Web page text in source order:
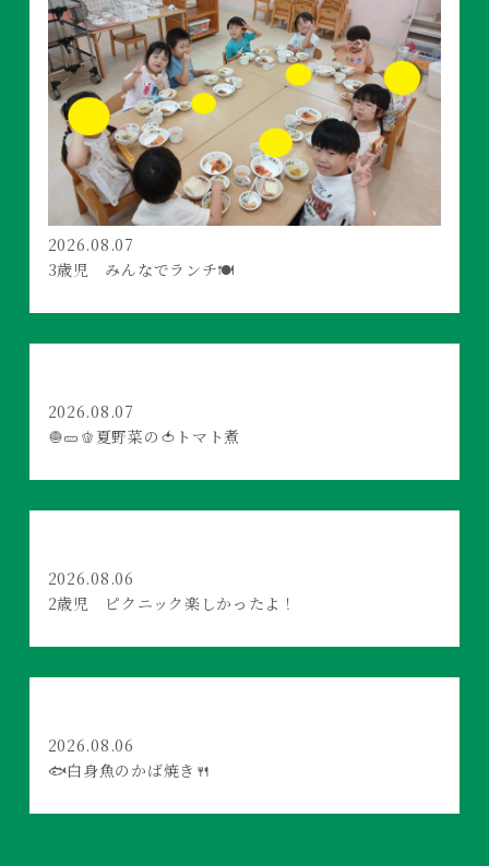
2026.08.07
3歳児 みんなでランチ🍽️
2026.08.07
🧅🥒🫑夏野菜の🍅トマト煮
2026.08.06
2歳児 ピクニック楽しかったよ！
2026.08.06
🐟白身魚のかば焼き🍴